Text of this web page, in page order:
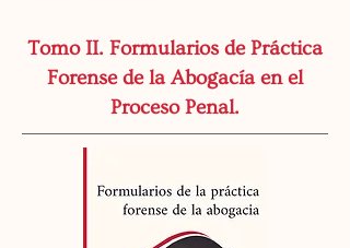
Tomo II. Formularios de Práctica
Forense de la Abogacía en el
Proceso Penal.